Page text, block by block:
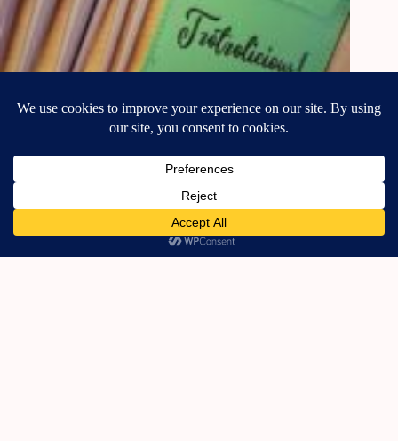
Korres Hair Sun Protection!
10 Απριλίου, 2018